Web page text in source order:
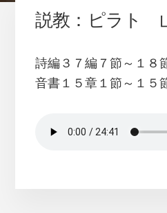
説教：ピラト
詩編３７編７節～１８
音書１５章１節～１５